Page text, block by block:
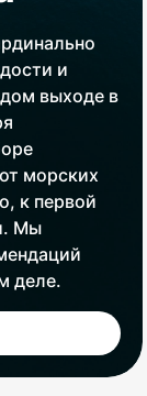
и
выходе в
морских
к первой
Мы
деле.